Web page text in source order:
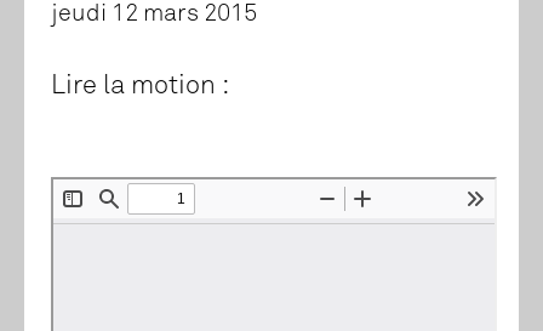
jeudi 12 mars 2015
Lire la motion :